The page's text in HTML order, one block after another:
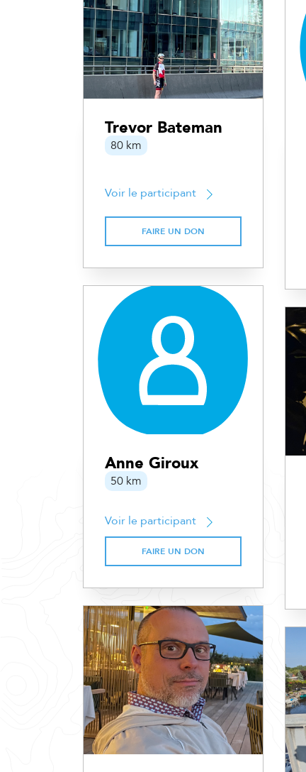
Trevor Bateman
80 km
Voir le participant
FAIRE UN DON
Anne Giroux
50 km
Voir le participant
FAIRE UN DON